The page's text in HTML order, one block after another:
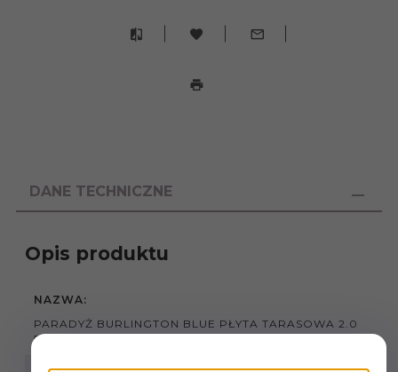
DANE TECHNICZNE
Opis produktu
NAZWA:
PARADYŻ BURLINGTON BLUE PŁYTA TARASOWA 2.0
59,5X59,5